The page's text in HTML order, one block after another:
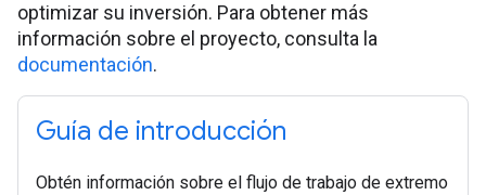
optimizar su inversión. Para obtener más
información sobre el proyecto, consulta la
documentación.
Guía de introducción
Obtén información sobre el flujo de trabajo de extremo